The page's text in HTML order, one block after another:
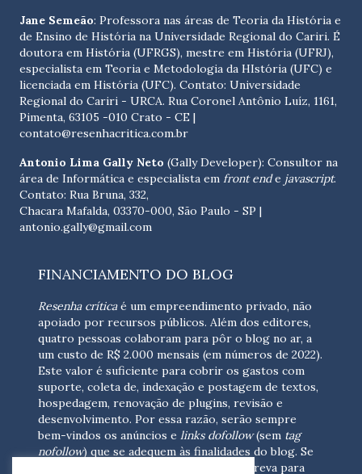
Jane Semeão: Professora nas áreas de Teoria da História e
de Ensino de História na Universidade Regional do Cariri. É
doutora em História (UFRGS), mestre em História (UFRJ),
especialista em Teoria e Metodologia da HIstória (UFC) e
licenciada em História (UFC). Contato: Universidade
Regional do Cariri - URCA. Rua Coronel Antônio Luíz, 1161,
Pimenta, 63105 -010 Crato - CE |
contato@resenhacritica.com.br
Antonio Lima Gally Neto (Gally Developer): Consultor na
área de Informática e especialista em front ende javascript.
Contato: Rua Bruna, 332,
Chacara Mafalda, 03370-000, São Paulo - SP |
antonio.gally@gmail.com
FINANCIAMENTO DO BLOG
Resenha críticaé um empreendimento privado, não
apoiado por recursos públicos. Além dos editores,
quatro pessoas colaboram para pôr o blog no ar, a
um custo de R$ 2.000 mensais (em números de 2022).
Este valor é suficiente para cobrir os gastos com
suporte, coleta de, indexação e postagem de textos,
hospedagem, renovação de plugins, revisão e
desenvolvimento. Por essa razão, serão sempre
bem-vindos os anúncios e links dofollow(sem tag
nofollow) que se adequem às finalidades do blog. Se
escreva para